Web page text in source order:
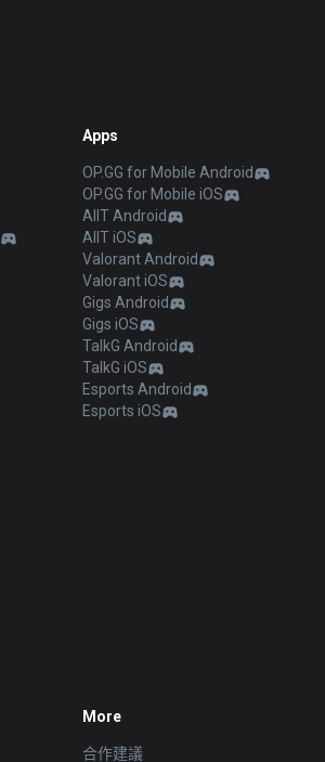
Apps
OP.GG for Mobile Android
OP.GG for Mobile iOS
AllT Android
AllT iOS
Valorant Android
Valorant iOS
Gigs Android
Gigs iOS
TalkG Android
TalkG iOS
Esports Android
Esports iOS
More
合作建議